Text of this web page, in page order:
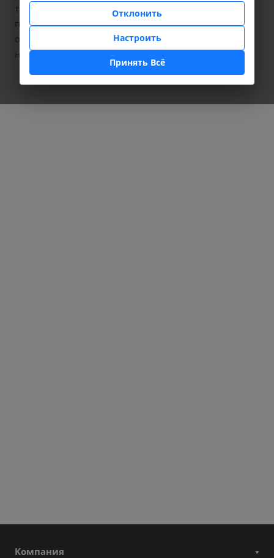
терминальной стадии от места проживания к месту
получения заместительной почечной терапии и
обратно по решению врачебной комиссии при
наличии направления.
Компания
Отклонить
Настроить
Принять Всё